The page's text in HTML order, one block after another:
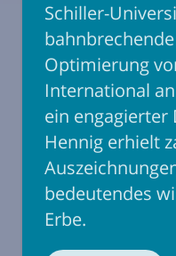
Schiller-
Optimierung
International
ein engagierter
Hennig erhielt
bedeutendes
Erbe.